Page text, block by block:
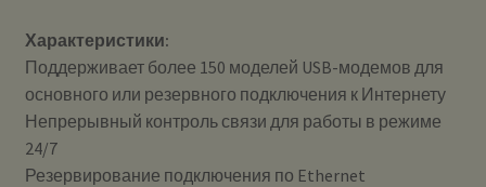
Характеристики:
Поддерживает более 150 моделей USB-модемов для
основного или резервного подключения к Интернету
Непрерывный контроль связи для работы в режиме
24/7
Резервирование подключения по Ethernet